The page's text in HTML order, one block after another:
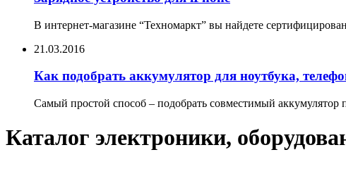
В интернет-магазине “Техномаркт” вы найдете
21.03.2016
Как подобрать аккумулятор для ноутбука,
Самый простой способ – подобрать совместимый аккумулятор
Каталог электроники,